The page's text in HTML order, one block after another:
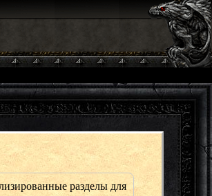
разделы для